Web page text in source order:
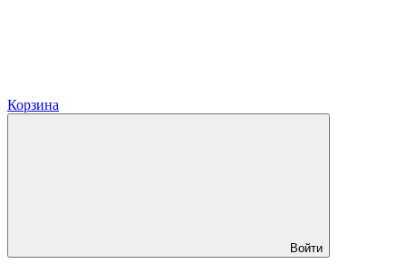
Корзина
Войти